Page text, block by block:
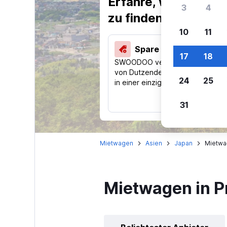
zu finden.
Spare 40 % und mehr
SWOODOO vergleicht Preise
von Dutzenden Reise-Websites
in einer einzigen Suche.
Mietwagen Asien Japan
Mietwagen in
3 4
10 11
17 18
24 25
31